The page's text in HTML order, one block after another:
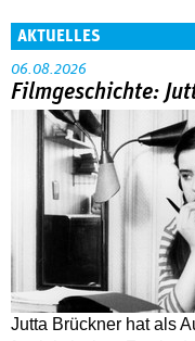
AKTUELLES
06.08.2026
Filmgeschichte:
Jutta Brückner hat als